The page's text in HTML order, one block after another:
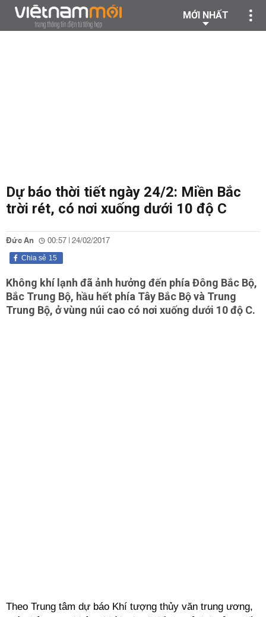
MỚI NHẤT
Dự báo thời tiết ngày 24/2: Miền Bắc
trời rét, có nơi xuống dưới 10 độ C
Đức An 00:57 | 24/02/2017
15
Chia sẻ
Không khí lạnh đã ảnh hưởng đến phía Đông Bắc Bộ,
Bắc Trung Bộ, hầu hết phía Tây Bắc Bộ và Trung
Trung Bộ, ở vùng núi cao có nơi xuống dưới 10 độ C.
Theo Trung tâm dự báo Khí tượng thủy văn trung ương,